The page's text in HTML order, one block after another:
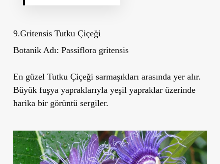
9.Gritensis Tutku Çiçeği
Botanik Adı: Passiflora gritensis
En güzel Tutku Çiçeği sarmaşıkları arasında yer alır.
Büyük fuşya yapraklarıyla yeşil yapraklar üzerinde
harika bir görüntü sergiler.